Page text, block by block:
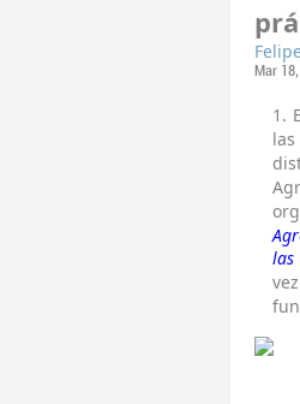
Mar
1.
las